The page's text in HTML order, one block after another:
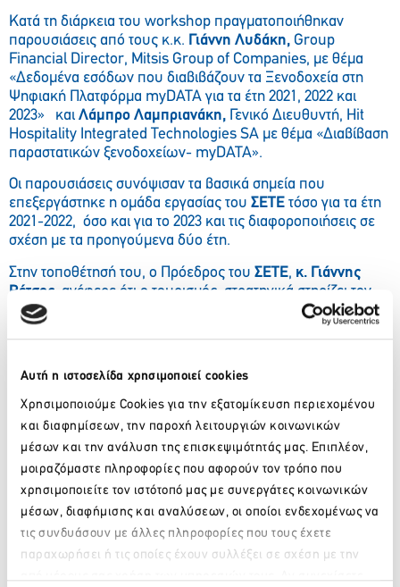
Αυτή η ιστοσελίδα χρησιμοποιεί cookies
Χρησιμοποιούμε Cookies για την εξατομίκευση περιεχομένου
και διαφημίσεων, την παροχή λειτουργιών κοινωνικών
μέσων και την ανάλυση της επισκεψιμότητάς μας. Επιπλέον,
μοιραζόμαστε πληροφορίες που αφορούν τον τρόπο που
χρησιμοποιείτε τον ιστότοπό μας με συνεργάτες κοινωνικών
μέσων, διαφήμισης και αναλύσεων, οι οποίοι ενδεχομένως να
τις συνδυάσουν με άλλες πληροφορίες που τους έχετε
παραχωρήσει ή τις οποίες έχουν συλλέξει σε σχέση με την
Κατά τη διάρκεια του workshop πραγματοποιήθηκαν
παρουσιάσεις από τους κ.κ. Γιάννη Λυδάκη, Group
Financial Director, Mitsis Group of Companies, με θέμα
«Δεδομένα εσόδων που διαβιβάζουν τα Ξενοδοχεία στη
Ψηφιακή Πλατφόρμα myDATA για τα έτη 2021, 2022 και
2023» και Λάμπρο Λαμπριανάκη, Γενικό Διευθυντή, Hit
Hospitality Integrated Technologies SA με θέμα «Διαβίβαση
παραστατικών ξενοδοχείων- myDATA».
Οι παρουσιάσεις συνόψισαν τα βασικά σημεία που
επεξεργάστηκε η ομάδα εργασίας του ΣΕΤΕ τόσο για τα έτη
2021-2022, όσο και για το 2023 και τις διαφοροποιήσεις σε
σχέση με τα προηγούμενα δύο έτη.
Στην τοποθέτησή του, ο Πρόεδρος του ΣΕΤΕ, κ. Γιάννης
Ρέτσος , ανέφερε ότι ο τουρισμός στρατηγικά στηρίζει τον
ψηφιακό εκσυγχρονισμό της δημόσιας διοίκησης και
ειδικότερα της φορολογικής αρχής. Έτσι, ενισχύεται ο υγιής
φορολογητέας ύλης δημιουργούνται και προϋποθέσεις
νέων φοροελαφρύνσεων για τις εταιρείες, ενισχύοντας την
ανταγωνιστικότητά τους.
Ο Διοικητής της ΑΑΔΕ,κ. Γιώργος Πιτσιλήςσημείωσε
μεταξύ άλλων τα εξής: «Το έργο αυτό είναι σημαντικό για
όλους μας. Θέλω να σας ευχαριστώ όλους σας και κυρίως
τον Πρόεδρο τουΣΕΤΕ, κ. Γιάννη Ρέτσο για την πολύ θερμή
και έμπρακτη στήριξη στο έργο το οποίο θα έλεγα ότι μόνο
καλό κάνει. Εργαζόμαστε ώστε το εργαλείο αυτό να
απλοποιηθεί και να διευκολύνει ακόμη περισσότερο».